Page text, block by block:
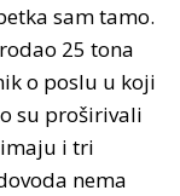
sam tamo.
25 tona
o poslu u koji
su proširivali
i tri
nema